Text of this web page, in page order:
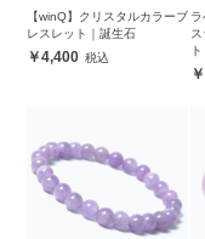
【winQ】クリスタルカラーブ
レスレット｜誕生石
4,400
ト